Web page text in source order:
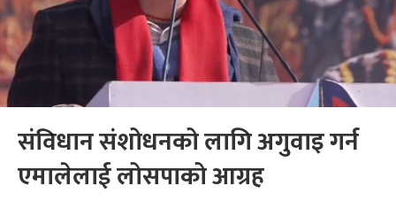
संविधान संशोधनको लागि अगुवाइ गर्न
एमालेलाई लोसपाको आग्रह